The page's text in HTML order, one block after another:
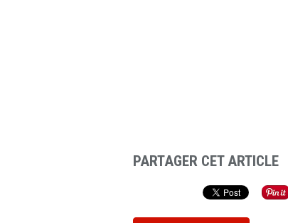
PARTAGER CET ARTICLE